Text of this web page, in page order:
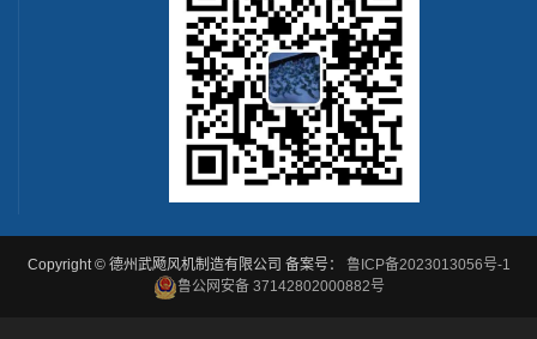
Copyright © 德州武飏风机制造有限公司 备案号： 鲁ICP备2023013056号-1
鲁公网安备 37142802000882号